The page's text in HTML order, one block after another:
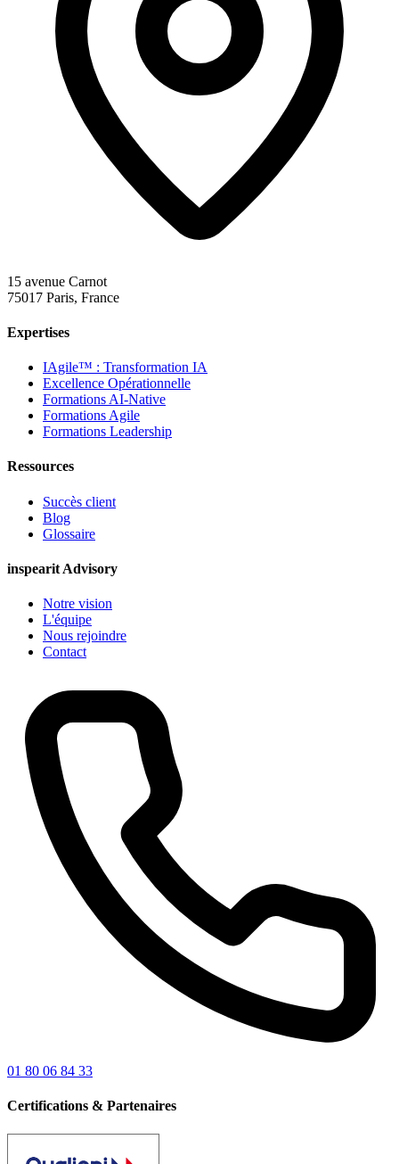
15 avenue Carnot
75017 Paris, France
Expertises
IAgile™ : Transformation IA
Excellence Opérationnelle
Formations AI-Native
Formations Agile
Formations Leadership
Ressources
Succès client
Blog
Glossaire
inspearit Advisory
Notre vision
L'équipe
Nous rejoindre
Contact
01 80 06 84 33
Certifications & Partenaires